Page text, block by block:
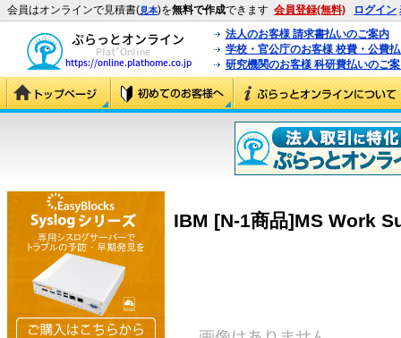
会員はオンラインで見積書(見本)を無料で作成できます 会員登録(無料) ログイン
法人のお客様 請求書払いのご案内
学校・官公庁のお客様 校費・公費
研究機関のお客様 科研費払いのご
IBM [N-1商品]MS Work